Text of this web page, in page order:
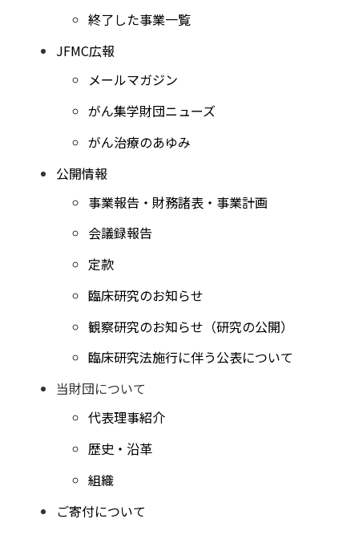
終了した事業一覧
JFMC広報
メールマガジン
がん集学財団ニューズ
がん治療のあゆみ
公開情報
事業報告・財務諸表・事業計画
会議録報告
定款
臨床研究のお知らせ
観察研究のお知らせ（研究の公開）
臨床研究法施行に伴う公表について
当財団について
代表理事紹介
歴史・沿革
組織
ご寄付について